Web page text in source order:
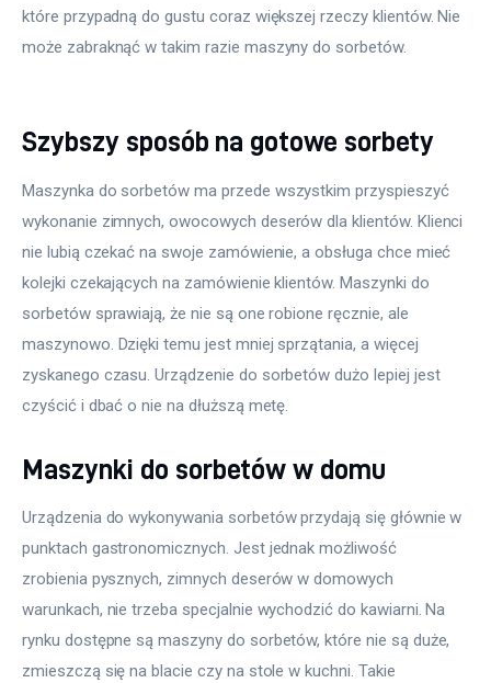
które przypadną do gustu coraz większej rzeczy klientów. Nie
może zabraknąć w takim razie maszyny do sorbetów.
Szybszy sposób na gotowe sorbety
Maszynka do sorbetów ma przede wszystkim przyspieszyć
wykonanie zimnych, owocowych deserów dla klientów. Klienci
nie lubią czekać na swoje zamówienie, a obsługa chce mieć
kolejki czekających na zamówienie klientów. Maszynki do
sorbetów sprawiają, że nie są one robione ręcznie, ale
maszynowo. Dzięki temu jest mniej sprzątania, a więcej
zyskanego czasu. Urządzenie do sorbetów dużo lepiej jest
czyścić i dbać o nie na dłuższą metę.
Maszynki do sorbetów w domu
Urządzenia do wykonywania sorbetów przydają się głównie w
punktach gastronomicznych. Jest jednak możliwość
zrobienia pysznych, zimnych deserów w domowych
warunkach, nie trzeba specjalnie wychodzić do kawiarni. Na
rynku dostępne są maszyny do sorbetów, które nie są duże,
zmieszczą się na blacie czy na stole w kuchni. Takie